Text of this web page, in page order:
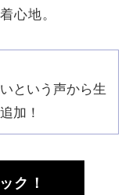
心地。
という声から生
加！
ク！